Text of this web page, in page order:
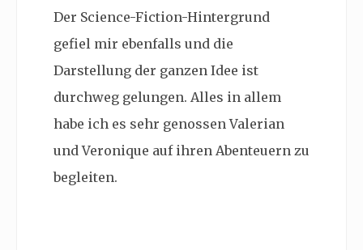
Der Science-Fiction-Hintergrund
gefiel mir ebenfalls und die
Darstellung der ganzen Idee ist
durchweg gelungen. Alles in allem
habe ich es sehr genossen Valerian
und Veronique auf ihren Abenteuern zu
begleiten.